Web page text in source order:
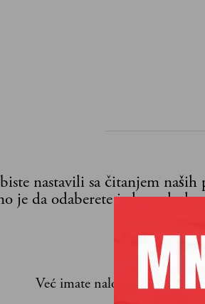
nastavili sa čitanjem naših
je da odaberete jedan od
Već imate nalog? Ulogujte se